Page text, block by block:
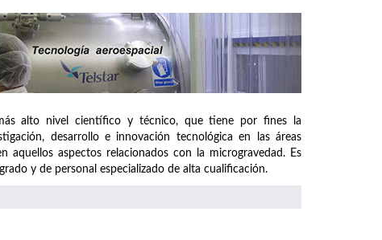
alto nivel científico y técnico, que tiene por fines la
desarrollo e innovación tecnológica en las áreas
aquellos aspectos relacionados con la microgravedad. Es
y de personal especializado de alta cualificación.